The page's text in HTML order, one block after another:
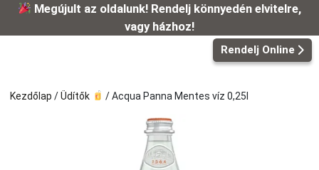
Kilépés
tartalomba
Megújult az oldalunk! Rendelj könnyedén elvitelre,
vagy házhoz!
Rendelj Online
Kezdőlap /Üdítők / Acqua Panna Mentes víz 0,25l